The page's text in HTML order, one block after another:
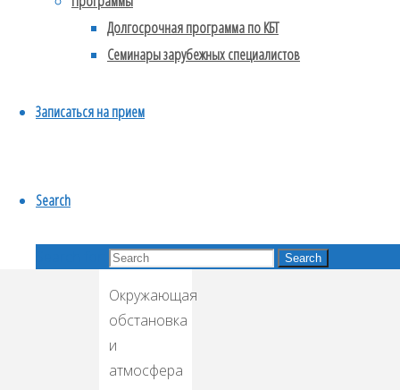
Долгосрочная программа по КБТ
Семинары зарубежных специалистов
Записаться на прием
Search
Search
так и для
клиентов.
Далее
Окружающая
обстановка
и
атмосфера